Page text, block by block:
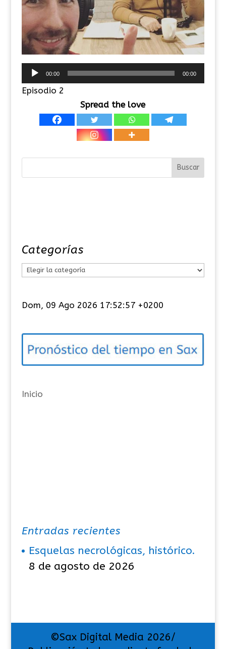
Reproductor
de
audio
00:00 00:00
Episodio 2
Spread the love
Categorías
e
o
í
s
Dom, 09 Ago 2026 17:52:58 +0200
Inicio
Entradas recientes
Esquelas necrológicas, histórico.
8 de agosto de 2026
©Sax Digital Media 2026/